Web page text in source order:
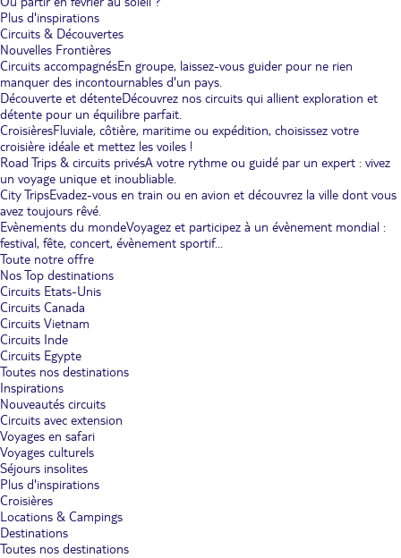
Plus d'inspirations
Circuits & Découvertes
Nouvelles Frontières
Circuits accompagnésEn groupe, laissez-vous guider pour ne rien
manquer des incontournables d'un pays.
Découverte et détenteDécouvrez nos circuits qui allient exploration et
détente pour un équilibre parfait.
CroisièresFluviale, côtière, maritime ou expédition, choisissez votre
croisière idéale et mettez les voiles !
Road Trips & circuits privésA votre rythme ou guidé par un expert : vivez
un voyage unique et inoubliable.
City TripsEvadez-vous en train ou en avion et découvrez la ville dont vous
avez toujours rêvé.
Evènements du mondeVoyagez et participez à un évènement mondial :
festival, fête, concert, évènement sportif...
Toute notre offre
Nos Top destinations
Circuits Etats-Unis
Circuits Canada
Circuits Vietnam
Circuits Inde
Circuits Egypte
Toutes nos destinations
Inspirations
Nouveautés circuits
Circuits avec extension
Voyages en safari
Voyages culturels
Séjours insolites
Plus d'inspirations
Croisières
Locations & Campings
Destinations
Toutes nos destinations